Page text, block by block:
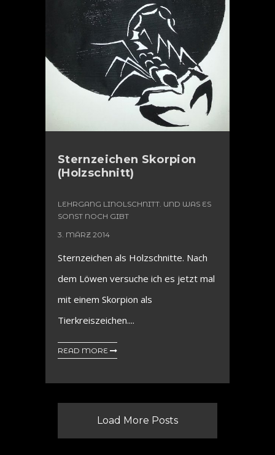
Sternzeichen Skorpion
(Holzschnitt)
LEHRGANG LINOLSCHNITT. UND WAS ES
SONST NOCH GIBT
3. MÄRZ 2014
Sternzeichen als Holzschnitte. Nach
dem Löwen versuche ich es jetzt mal
mit einem Skorpion als
Tierkreiszeichen....
READ MORE
Load More Posts